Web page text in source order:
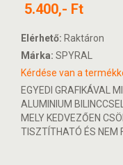
5.400,- Ft
Elérhető: Raktáron
Márka: SPYRAL
Kérdése van a
EGYEDI GRAFIKÁVAL
ALUMINIUM
MELY KEDVEZŐEN
TISZTÍTHATÓ ÉS NEM